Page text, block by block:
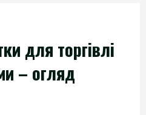
для торгівлі
– огляд